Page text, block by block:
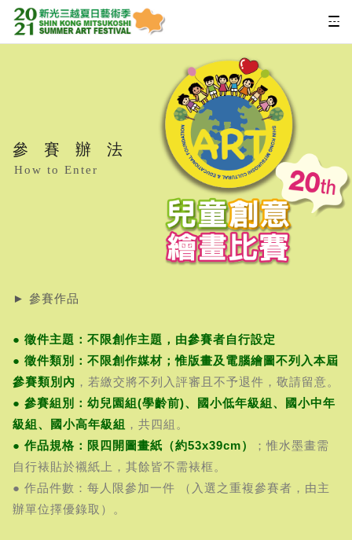
參賽辦法
How to Enter
► 參賽作品
● 徵件主題：不限創作主題，由參賽者自行設定
● 徵件類別：不限創作媒材；惟版畫及電腦繪圖不列入本屆
參賽類別內 ，若繳交將不列入評審且不予退件，敬請留意。
● 參賽組別：幼兒園組(學齡前)、國小低年級組、國小中年
級組、國小高年級組 ，共四組。
● 作品規格：限四開圖畫紙（約53x39cm）
；惟水墨畫需
自行裱貼於襯紙上，其餘皆不需裱框。
● 作品件數：每人限參加一件 （入選之重複參賽者，由主
辦單位擇優錄取）。